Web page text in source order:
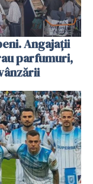
Angajații
parfumuri,